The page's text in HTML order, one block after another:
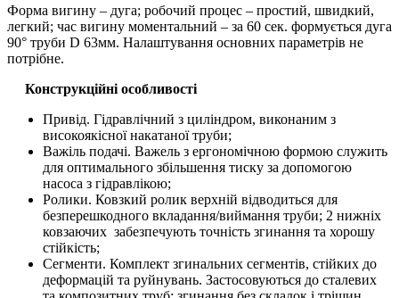
Форма вигину – дуга; робочий процес – простий, швидкий,
легкий; час вигину моментальний – за 60 сек. формується дуга
90° труби D 63мм. Налаштування основних параметрів не
потрібне.
Конструкційні особливості
Привід. Гідравлічний з циліндром, виконаним з
високоякісної накатаної труби;
Важіль подачі. Важель з ергономічною формою служить
для оптимального збільшення тиску за допомогою
насоса з гідравлікою;
Ролики. Ковзкий ролик верхній відводиться для
безперешкодного вкладання/виймання труби; 2 нижніх
ковзаючих забезпечують точність згинання та хорошу
стійкість;
Сегменти. Комплект згинальних сегментів, стійких до
деформацій та руйнувань. Застосовуються до сталевих